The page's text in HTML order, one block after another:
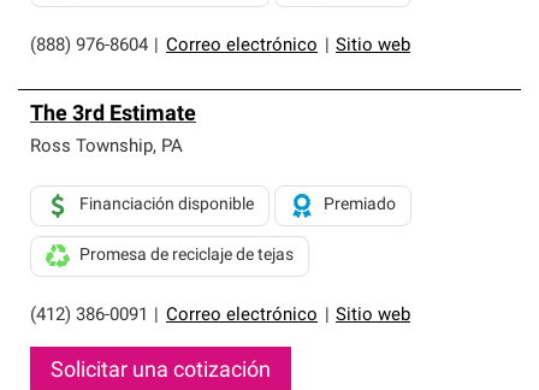
(888) 976-8604 Correo electrónico Sitio web
The 3rd Estimate
Ross Township, PA
(412) 386-0091 Correo electrónico Sitio web
Financiación disponible Premiado
Promesa de reciclaje de tejas
Solicitar una cotización